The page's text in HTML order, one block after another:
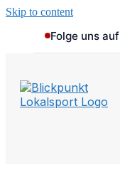
Skip to content
Folge uns auf